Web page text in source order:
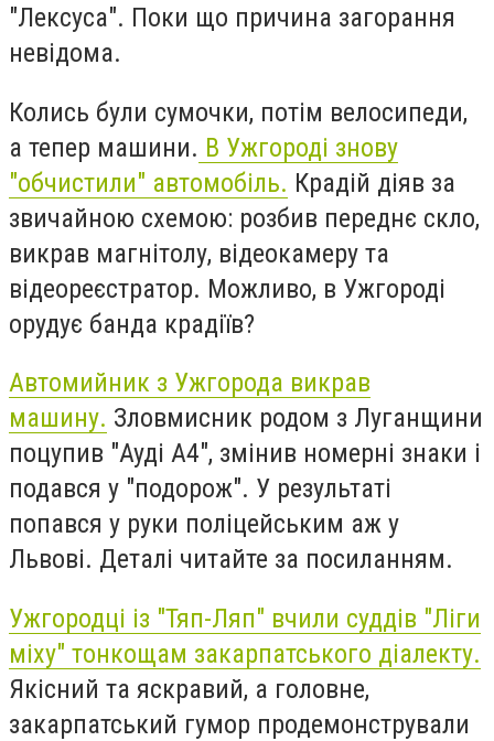
"Лексуса". Поки що причина загорання
невідома.
Колись були сумочки, потім велосипеди,
а тепер машини. В Ужгороді знову
"обчистили" автомобіль. Крадій діяв за
звичайною схемою: розбив переднє скло,
викрав магнітолу, відеокамеру та
відеореєстратор. Можливо, в Ужгороді
орудує банда крадіїв?
Автомийник з Ужгорода викрав
машину. Зловмисник родом з Луганщини
поцупив "Ауді А4", змінив номерні знаки і
подався у "подорож". У результаті
попався у руки поліцейським аж у
Львові. Деталі читайте за посиланням.
Ужгородці із "Тяп-Ляп" вчили суддів "Ліги
міху" тонкощам закарпатського діалекту.
Якісний та яскравий, а головне,
закарпатський гумор продемонстрували